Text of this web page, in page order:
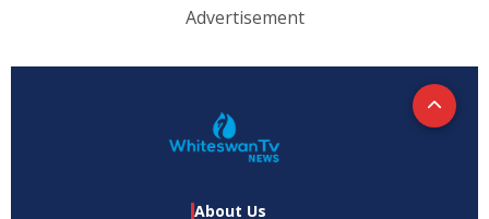
Advertisement
About Us